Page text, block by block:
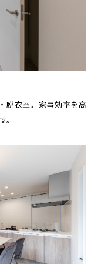
脱衣室。家事効率を高